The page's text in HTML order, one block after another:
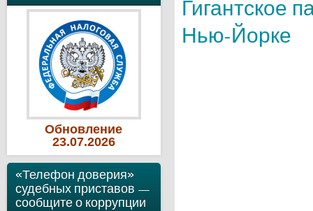
Обновление
23.07.2026
«Телефон доверия»
судебных приставов —
сообщите о коррупции
Гигантское
Нью-Йорке